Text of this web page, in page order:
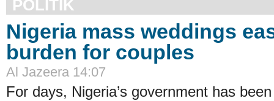
POLITIK
Nigeria mass weddings
burden for couples
Al Jazeera 14:07
For days, Nigeria’s government has